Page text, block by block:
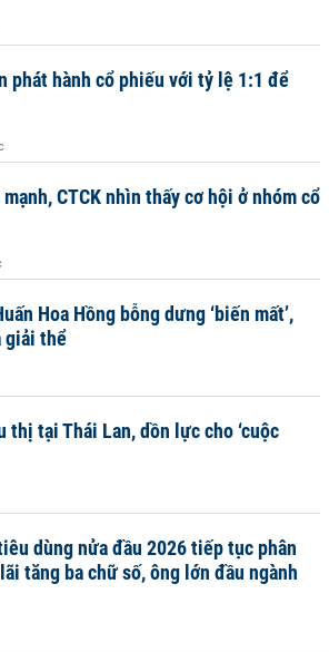
phát hành cổ phiếu với tỷ lệ 1:1 để
CTCK nhìn thấy cơ hội ở nhóm cổ
Hoa Hồng bỗng dưng ‘biến mất’,
giải thể
thị tại Thái Lan, dồn lực cho ‘cuộc
dùng nửa đầu 2026 tiếp tục phân
tăng ba chữ số, ông lớn đầu ngành